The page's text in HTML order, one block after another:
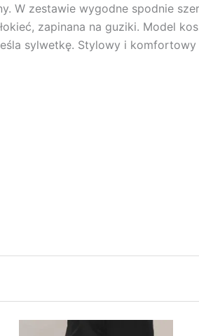
W zestawie wygodne spodnie
zapinana na guziki. Model
sylwetkę. Stylowy i